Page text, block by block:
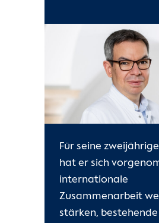
Für seine
hat er sich
internationale
Zusammenarbeit
stärken, bestehende